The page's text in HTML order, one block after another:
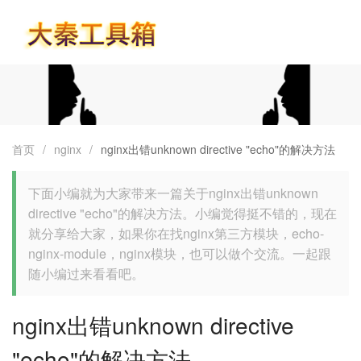
首页 / nginx / nginx出错unknown directive "echo"的解决方法
下面小编就为大家带来一篇关于nginx出错unknown
directive "echo"的解决方法。小编觉得挺不错的，现在
就分享给大家，如果你在找nginx第三方模块，echo-
nginx-module，nginx模块，也可以做个交流。一起跟
随小编过来看看吧。
nginx出错unknown directive